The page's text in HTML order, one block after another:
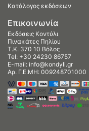
Κατάλογος εκδόσεων
Επικοινωνία
Εκδόσεις Κοντύλι
Πινακάτες Πηλίου
Τ.Κ. 370 10 Βόλος
Tel: +30 24230 86757
E-mail: info@kondyli.gr
Αρ. Γ.Ε.ΜΗ: 009248701000